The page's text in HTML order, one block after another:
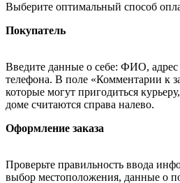
Выберите оптимальный способ
Покупатель
Введите данные о себе: ФИО, адрес
телефона. В поле «Комментарии к
которые могут пригодиться
доме считаются справа налево.
Оформление заказа
Проверьте правильность ввода
выбор местоположения, данные о